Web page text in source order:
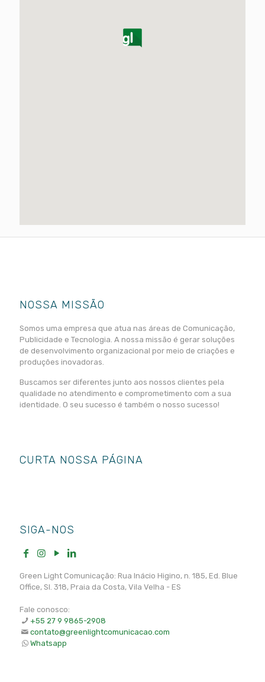
NOSSA MISSÃO
Somos uma empresa que atua nas áreas de Comunicação,
Publicidade e Tecnologia. A nossa missão é gerar soluções
de desenvolvimento organizacional por meio de criações e
produções inovadoras.
Buscamos ser diferentes junto aos nossos clientes pela
qualidade no atendimento e comprometimento com a sua
identidade. O seu sucesso é também o nosso sucesso!
CURTA NOSSA PÁGINA
SIGA-NOS
Green Light Comunicação: Rua Inácio Higino, n. 185, Ed. Blue
Office, Sl. 318, Praia da Costa, Vila Velha - ES
Fale conosco:
+55 27 9 9865-2908
contato@greenlightcomunicacao.com
Whatsapp